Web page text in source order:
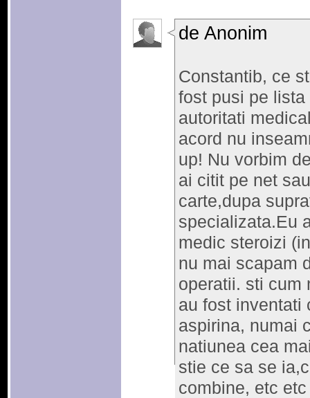
de Anonim
Constantib, ce
fost pusi pe
autoritati
acord nu
up! Nu vorbim
ai citit pe net
carte,dupa
specializata.Eu
medic steroizi
nu mai scapam
operatii. sti cum
au fost inventati
aspirina, numai
natiunea cea
stie ce sa se
combine, etc